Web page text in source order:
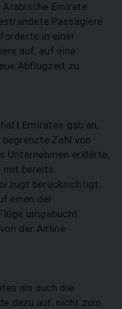
Emirate
Passagiere
in einer
auf, auf eine
Abflugzeit zu
Emirates gab an,
Zahl von
Unternehmen erklärte,
mit bereits
berücksichtigt.
einen der
umgebucht
der Airline
als auch die
dazu auf, nicht zum